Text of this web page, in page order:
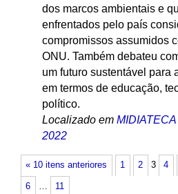
dos marcos ambientais e
enfrentados pelo país
compromissos assumidos
ONU. Também debateu
um futuro sustentável para
em termos de educação,
político.
Localizado em MIDIATECA
2022
« 10 itens anteriores 1 2 3 4
6 … 11